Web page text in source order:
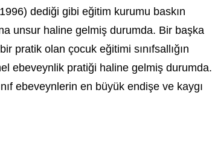
dediği gibi eğitim kurumu baskın
unsur haline gelmiş durumda. Bir başka
pratik olan çocuk eğitimi sınıfsallığın
ebeveynlik pratiği haline gelmiş durumda.
ebeveynlerin en büyük endişe ve kaygı